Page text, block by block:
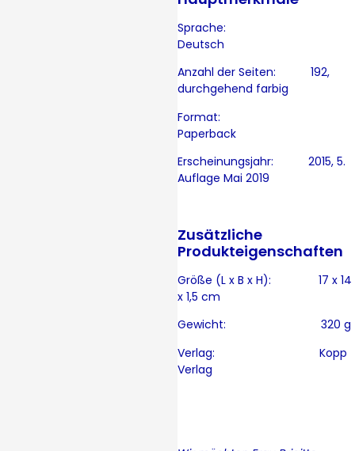
Sprache:
Deutsch
Anzahl der Seiten: 192,
durchgehend farbig
Format:
Paperback
Erscheinungsjahr: 2015, 5.
Auflage Mai 2019
Zusätzliche
Produkteigenschaften
Größe (L x B x H): 17 x 14
x 1,5 cm
Gewicht: 320 g
Verlag: Kopp
Verlag